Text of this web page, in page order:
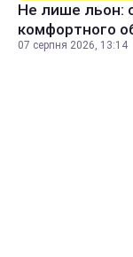
Не лише льон:
комфортного
07 серпня 2026, 13:14